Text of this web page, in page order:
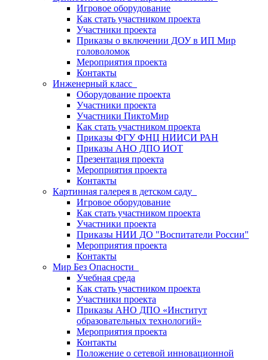
Игровое оборудование
Как стать участником проекта
Участники проекта
Приказы о включении ДОУ в ИП Мир
головоломок
Мероприятия проекта
Контакты
Инженерный класс
Оборудование проекта
Участники проекта
Участники ПиктоМир
Как стать участником проекта
Приказы ФГУ ФНЦ НИИСИ РАН
Приказы АНО ДПО ИОТ
Презентация проекта
Мероприятия проекта
Контакты
Картинная галерея в детском саду
Игровое оборудование
Как стать участником проекта
Участники проекта
Приказы НИИ ДО "Воспитатели России"
Мероприятия проекта
Контакты
Мир Без Опасности
Учебная среда
Как стать участником проекта
Участники проекта
Приказы АНО ДПО «Институт
образовательных технологий»
Мероприятия проекта
Контакты
Положение о сетевой инновационной